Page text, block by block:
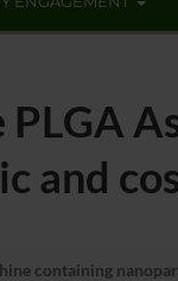
and
containing